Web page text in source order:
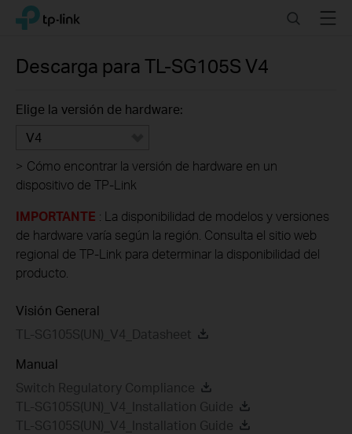
Click
navigation
TP-Link, Reliably Smart SearchMenu
Descarga para TL-SG105S V4
Elige la versión de hardware:
V4
> Cómo encontrar la versión de hardware en un
dispositivo de TP-Link
IMPORTANTE : La disponibilidad de modelos y versiones
de hardware varía según la región. Consulta el sitio web
regional de TP-Link para determinar la disponibilidad del
producto.
Visión General
TL-SG105S(UN)_V4_Datasheet
Manual
Switch Regulatory Compliance
TL-SG105S(UN)_V4_Installation Guide
TL-SG105S(UN)_V4_Installation Guide